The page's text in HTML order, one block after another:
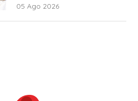
05 Ago 2026